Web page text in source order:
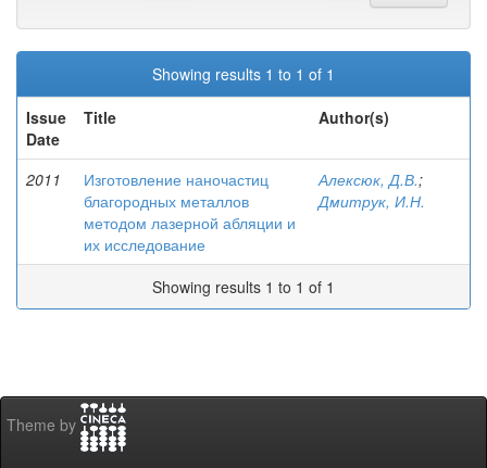
Showing results 1 to 1 of 1
Issue
Date
Title Author(s)
2011
Изготовление наночастиц
благородных металлов
методом лазерной абляции и
их исследование
Алексюк, Д.В.;
Дмитрук, И.Н.
Showing results 1 to 1 of 1
Theme by